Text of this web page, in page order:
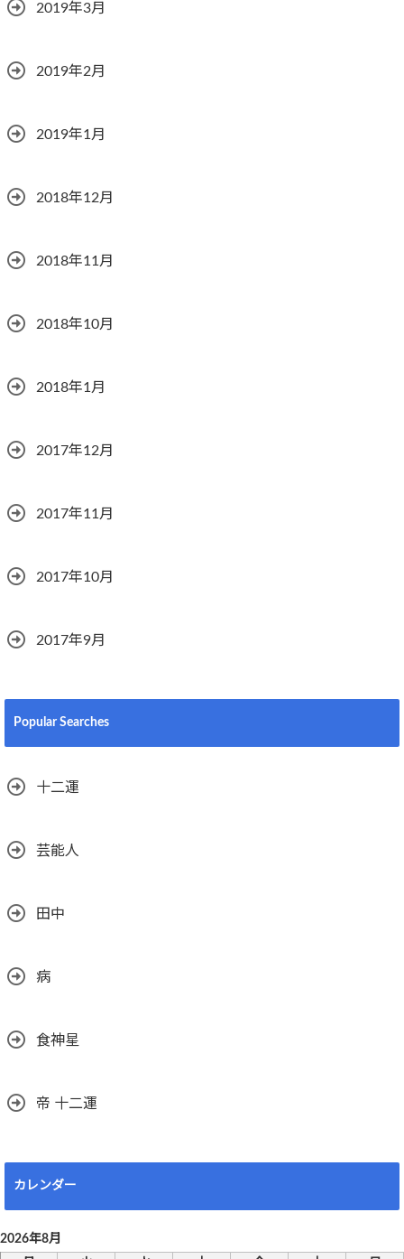
2019年3月
2019年2月
2019年1月
2018年12月
2018年11月
2018年10月
2018年1月
2017年12月
2017年11月
2017年10月
2017年9月
Popular Searches
十二運
芸能人
田中
病
食神星
帝 十二運
カレンダー
2026年8月